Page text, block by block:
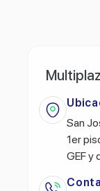
San
1er
GEF y